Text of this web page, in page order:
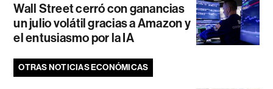
Wall Street cerró con ganancias
un julio volátil gracias a Amazon y
el entusiasmo por la IA
OTRAS NOTICIAS ECONÓMICAS